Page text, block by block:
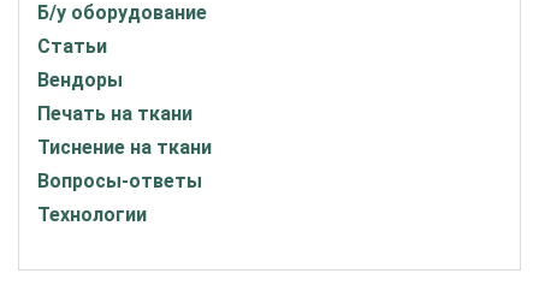
Б/у оборудование
Статьи
Вендоры
Печать на ткани
Тиснение на ткани
Вопросы-ответы
Технологии